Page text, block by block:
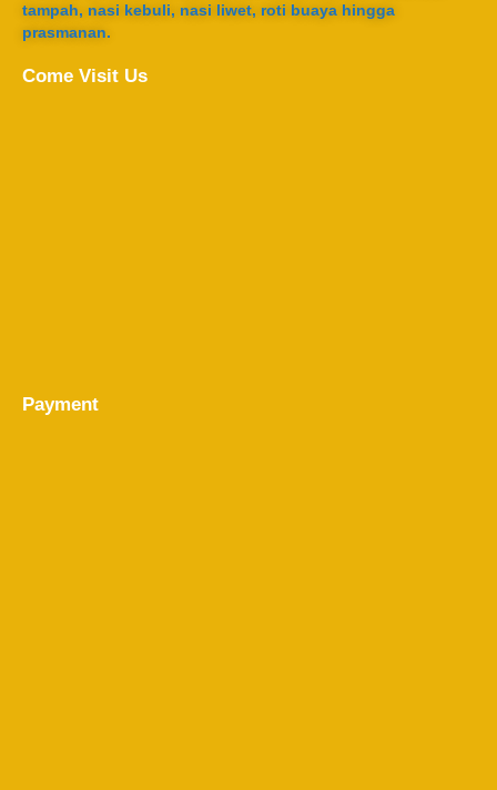
tampah, nasi kebuli, nasi liwet, roti buaya hingga
prasmanan.
Come Visit Us
Payment